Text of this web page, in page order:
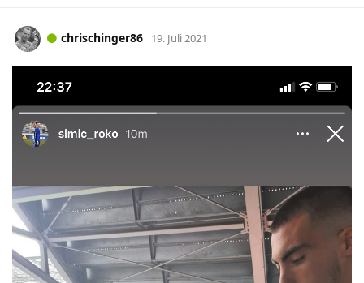
chrischinger86 19. Juli 2021